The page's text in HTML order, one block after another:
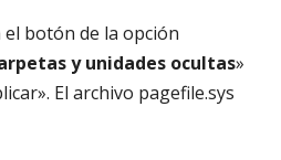
botón de la opción
y unidades ocultas»
El archivo pagefile.sys